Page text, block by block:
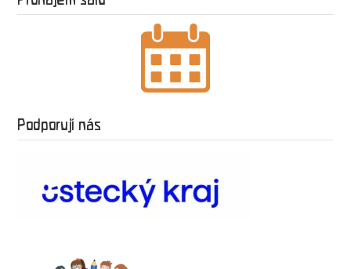
Podporují nás